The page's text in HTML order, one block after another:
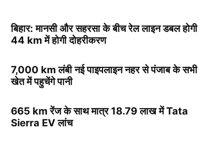
बिहार: मानसी और सहरसा के बीच रेल लाइन डबल होगी
44 km में होगी दोहरीकरण
7,000 km लंबी नई पाइपलाइन नहर से पंजाब के सभी
खेत में पहुचेंगे पानी
665 km रेंज के साथ मात्र 18.79 लाख में Tata
Sierra EV लांच